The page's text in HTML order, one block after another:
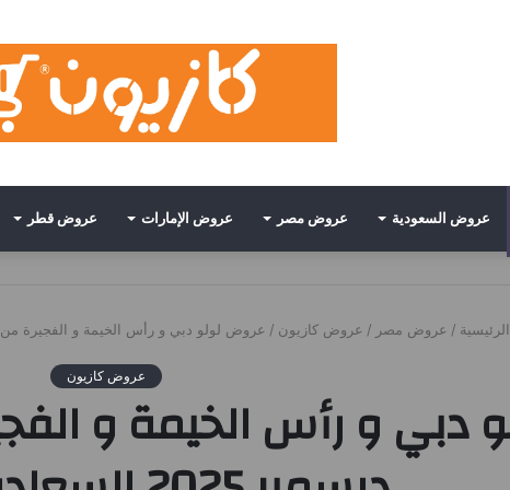
عروض السعودية عروض مصر عروض الإمارات عروض قطر
الرئيسية / عروض مصر / عروض كازيون / عروض لولو دبي و رأس الخيمة و الفجيرة من 16 ديسمبر حتى 29 ديسمبر 2025 السعادة الحصرية
عروض كازيون